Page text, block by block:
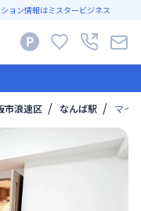
ョン情報はミスタービジネス
市浪速区 なんば駅 マイ